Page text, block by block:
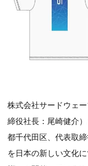
株式会社サードウェ
締役社長：尾崎健介
都千代田区、代表取
を日本の新しい文化